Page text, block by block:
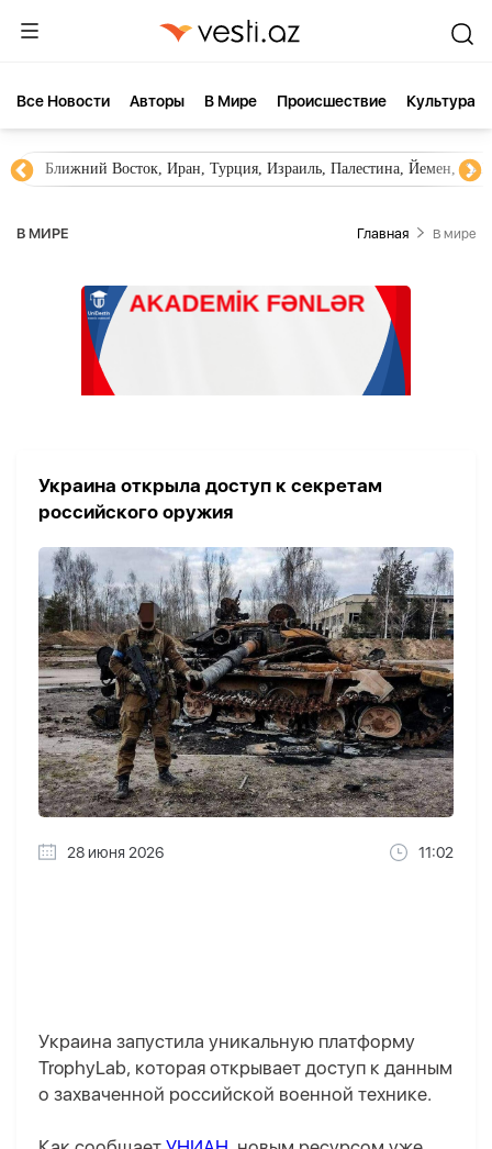
Все Новости Aвторы В Мире Происшествие Культура
Ближний Восток, Иран, Турция, Израиль, Палестина, Йемен,
В МИРЕ Главная В мире
Украина открыла доступ к секретам
российского оружия
28 июня 2026 11:02
Украина запустила уникальную платформу
TrophyLab, которая открывает доступ к данным
о захваченной российской военной технике.